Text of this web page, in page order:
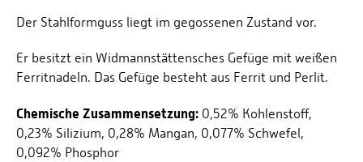
Der Stahlformguss liegt im gegossenen Zustand vor.
Er besitzt ein Widmannstättensches Gefüge mit weißen
Ferritnadeln. Das Gefüge besteht aus Ferrit und Perlit.
Chemische Zusammensetzung: 0,52% Kohlenstoff,
0,23% Silizium, 0,28% Mangan, 0,077% Schwefel,
0,092% Phosphor